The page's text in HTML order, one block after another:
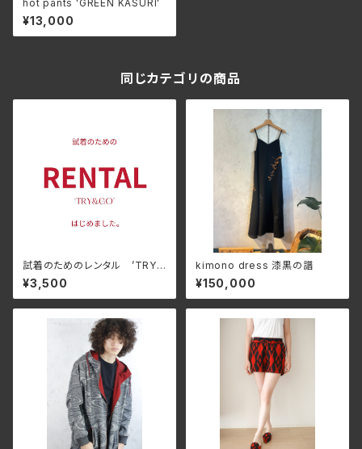
hot pants 'GREEN KASURI'
¥13,000
同じカテゴリの商品
試着のためのレンタル ’TRY&
GO!!
¥3,500
kimono dress 漆黒の譜
¥150,000